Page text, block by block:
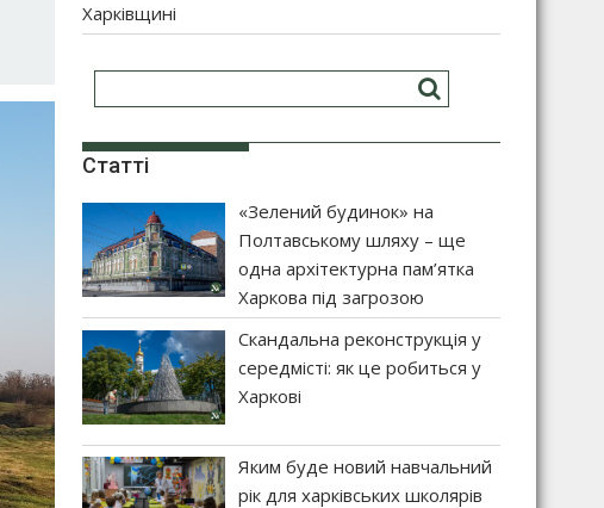
Харківщині
Статті
«Зелений будинок» на
Полтавському шляху – ще
одна архітектурна пам’ятка
Харкова під загрозою
Скандальна реконструкція у
середмісті: як це робиться у
Харкові
Яким буде новий навчальний
рік для харківських школярів